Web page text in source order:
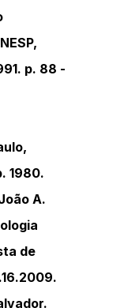
p. 88 -
1980.
A.
de